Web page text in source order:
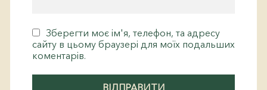
Зберегти моє ім'я, телефон, та адресу
сайту в цьому браузері для моїх подальших
коментарів.